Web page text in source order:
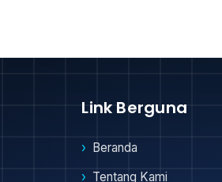
Link Berguna
Beranda
Tentang Kami